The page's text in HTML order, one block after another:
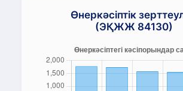
Өнеркәсіптік
(ЭҚЖЖ 84130)